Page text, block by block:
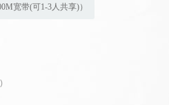
宽带(可1-3人共享)）